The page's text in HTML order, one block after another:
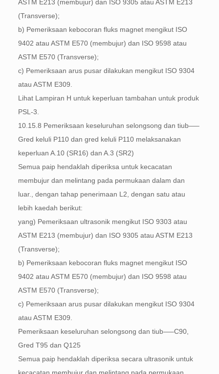
ASTM E213 (membujur) dan ISO 9305 atau ASTM E213
(Transverse);
b) Pemeriksaan kebocoran fluks magnet mengikut ISO
9402 atau ASTM E570 (membujur) dan ISO 9598 atau
ASTM E570 (Transverse);
c) Pemeriksaan arus pusar dilakukan mengikut ISO 9304
atau ASTM E309.
Lihat Lampiran H untuk keperluan tambahan untuk produk
PSL-3.
10.15.8 Pemeriksaan keseluruhan selongsong dan tiub—–
Gred keluli P110 dan gred keluli P110 melaksanakan
keperluan A.10 (SR16) dan A.3 (SR2)
Semua paip hendaklah diperiksa untuk kecacatan
membujur dan melintang pada permukaan dalam dan
luar., dengan tahap penerimaan L2, dengan satu atau
lebih kaedah berikut:
yang) Pemeriksaan ultrasonik mengikut ISO 9303 atau
ASTM E213 (membujur) dan ISO 9305 atau ASTM E213
(Transverse);
b) Pemeriksaan kebocoran fluks magnet mengikut ISO
9402 atau ASTM E570 (membujur) dan ISO 9598 atau
ASTM E570 (Transverse);
c) Pemeriksaan arus pusar dilakukan mengikut ISO 9304
atau ASTM E309.
Pemeriksaan keseluruhan selongsong dan tiub—–C90,
Gred T95 dan Q125
Semua paip hendaklah diperiksa secara ultrasonik untuk